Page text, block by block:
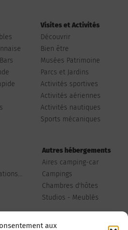
aux
Visites et Activités
Découvrir
Bien être
Musées Patrimoine
Parcs et Jardins
Activités sportives
Activités aériennes
Activités nautiques
Sports mécaniques
Autres hébergements
Aires camping-car
Campings
Chambres d'hôtes
Studios - Meublés